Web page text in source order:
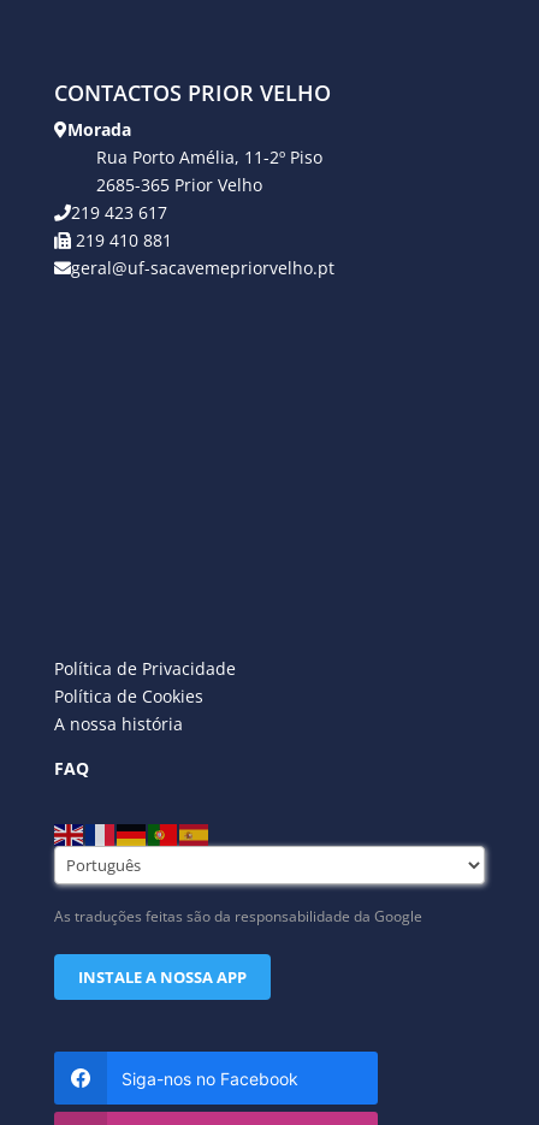
CONTACTOS PRIOR VELHO
Morada
Rua Porto Amélia, 11-2º Piso
2685-365 Prior Velho
219 423 617
219 410 881
geral@uf-sacavemepriorvelho.pt
Política de Privacidade
Política de Cookies
A nossa história
FAQ
As traduções feitas são da responsabilidade da Google
INSTALE A NOSSA APP
Siga-nos no Facebook